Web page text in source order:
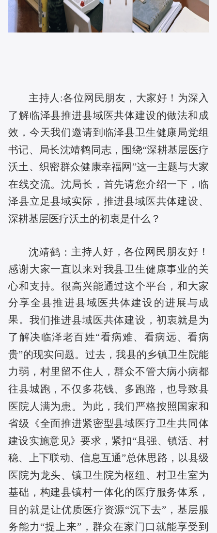
主持人:各位网民朋友，大家好！为深入
了解临泽县推进县域医共体建设的做法和成
效，今天我们邀请到临泽县卫生健康局党组
书记、局长沈靖鹤同志，围绕“深耕基层医疗
沃土 、 织密群众健康幸福网 ”这一主题与大家
在线交流。沈局长，首先请您介绍一下，临
泽县立足县域实际，推进县域医共体建设、
深耕基层医疗沃土的初衷是什么？
沈靖鹤： 主持人好，各位网民朋友好！
感谢大家一直以来对我县卫生健康事业的关
心和支持。很高兴能通过这个平台，和大家
分享全县推进县域医共体建设的进展与成
果。 我们推进县域医共体建设，初衷就是为
了解决临泽老百姓“看病难、看病远、看病
贵”的现实问题。过去，我县的乡镇卫生院能
力弱，村里留不住人，群众不管大病小病都
往县城跑，不仅多花钱、多跑路，也导致县
医院人满为患。 为此，我们严格按照国家和
省级《全面推进紧密型县域医疗卫生共同体
建设实施意见》要求，紧扣“县强、镇活、村
稳、上下联动、信息互通”总体思路，以县级
医院为龙头、镇卫生院为枢纽、村卫生室为
基础，构建县镇村一体化的医疗服务体系，
目的就是让优质医疗资源“沉下去”，基层服
务能力“提上来”，群众在家门口就能享受到